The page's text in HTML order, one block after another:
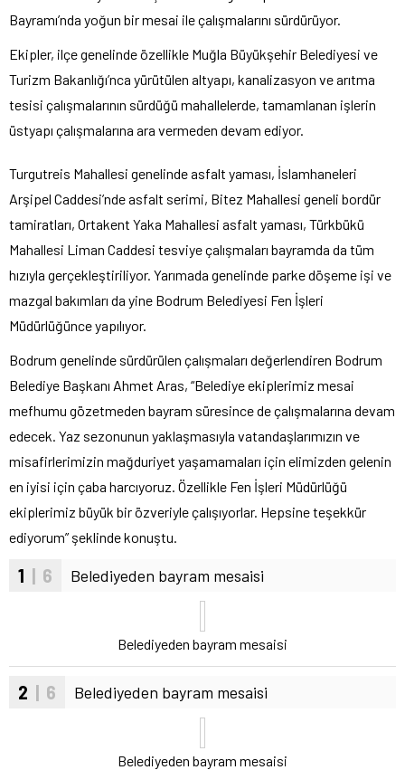
Bayramı’nda yoğun bir mesai ile çalışmalarını sürdürüyor.
Ekipler, ilçe genelinde özellikle Muğla Büyükşehir Belediyesi ve
Turizm Bakanlığı’nca yürütülen altyapı, kanalizasyon ve arıtma
tesisi çalışmalarının sürdüğü mahallelerde, tamamlanan işlerin
üstyapı çalışmalarına ara vermeden devam ediyor.
Turgutreis Mahallesi genelinde asfalt yaması, İslamhaneleri
Arşipel Caddesi’nde asfalt serimi, Bitez Mahallesi geneli bordür
tamiratları, Ortakent Yaka Mahallesi asfalt yaması, Türkbükü
Mahallesi Liman Caddesi tesviye çalışmaları bayramda da tüm
hızıyla gerçekleştiriliyor. Yarımada genelinde parke döşeme işi ve
mazgal bakımları da yine Bodrum Belediyesi Fen İşleri
Müdürlüğünce yapılıyor.
Bodrum genelinde sürdürülen çalışmaları değerlendiren Bodrum
Belediye Başkanı Ahmet Aras, “Belediye ekiplerimiz mesai
mefhumu gözetmeden bayram süresince de çalışmalarına devam
edecek. Yaz sezonunun yaklaşmasıyla vatandaşlarımızın ve
misafirlerimizin mağduriyet yaşamamaları için elimizden gelenin
en iyisi için çaba harcıyoruz. Özellikle Fen İşleri Müdürlüğü
ekiplerimiz büyük bir özveriyle çalışıyorlar. Hepsine teşekkür
ediyorum” şeklinde konuştu.
1 | 6 Belediyeden bayram mesaisi
Belediyeden bayram mesaisi
2 | 6 Belediyeden bayram mesaisi
Belediyeden bayram mesaisi